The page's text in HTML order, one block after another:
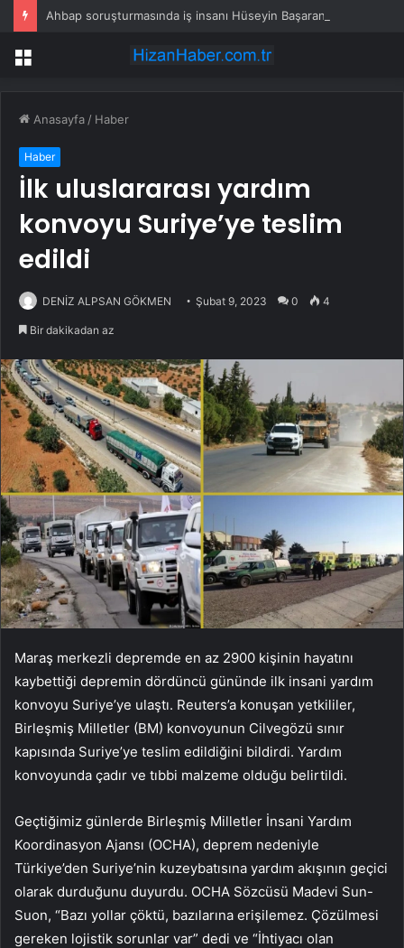
Menü
Anasayfa / Haber
Haber
İlk uluslararası yardım
konvoyu Suriye’ye teslim
edildi
DENİZ ALPSAN GÖKMEN Şubat 9, 2023 0 4
Bir dakikadan az
Maraş merkezli depremde en az 2900 kişinin hayatını
kaybettiği depremin dördüncü gününde ilk insani yardım
konvoyu Suriye’ye ulaştı. Reuters’a konuşan yetkililer,
Birleşmiş Milletler (BM) konvoyunun Cilvegözü sınır
kapısında Suriye’ye teslim edildiğini bildirdi. Yardım
konvoyunda çadır ve tıbbi malzeme olduğu belirtildi.
Geçtiğimiz günlerde Birleşmiş Milletler İnsani Yardım
Koordinasyon Ajansı (OCHA), deprem nedeniyle
Türkiye’den Suriye’nin kuzeybatısına yardım akışının geçici
olarak durduğunu duyurdu. OCHA Sözcüsü Madevi Sun-
Suon, “Bazı yollar çöktü, bazılarına erişilemez. Çözülmesi
gereken lojistik sorunlar var” dedi ve “İhtiyacı olan